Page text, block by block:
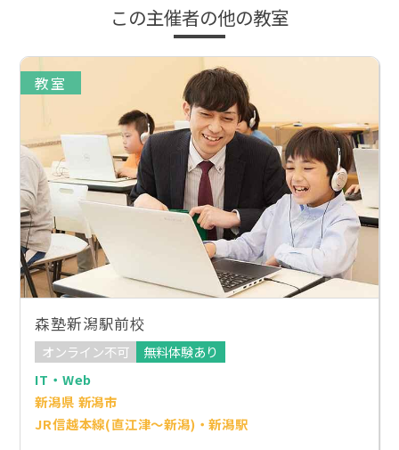
この主催者の他の教室
教室
森塾新潟駅前校
オンライン不可
無料体験あり
IT・Web
新潟県 新潟市
JR信越本線(直江津～新潟)・新潟駅